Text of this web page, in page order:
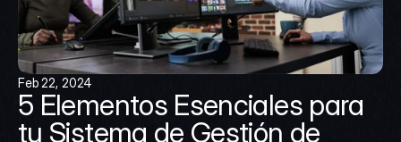
Feb 22, 2024
5 Elementos Esenciales para
tu Sistema de Gestión de